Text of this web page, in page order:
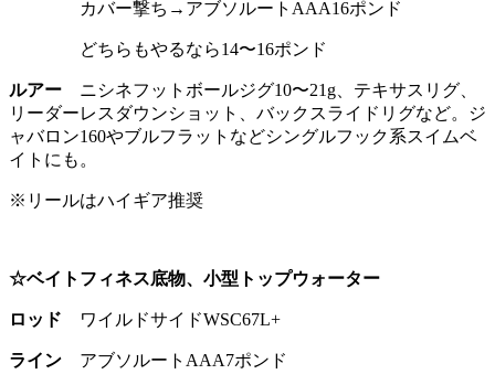
カバー撃ち→アブソルートAAA16ポンド
どちらもやるなら14〜16ポンド
ルアー ニシネフットボールジグ10〜21g、テキサスリグ、
リーダーレスダウンショット、バックスライドリグなど。ジ
ャバロン160やブルフラットなどシングルフック系スイムベ
イトにも。
※リールはハイギア推奨
☆ベイトフィネス底物、小型トップウォーター
ロッド ワイルドサイドWSC67L+
ライン アブソルートAAA7ポンド